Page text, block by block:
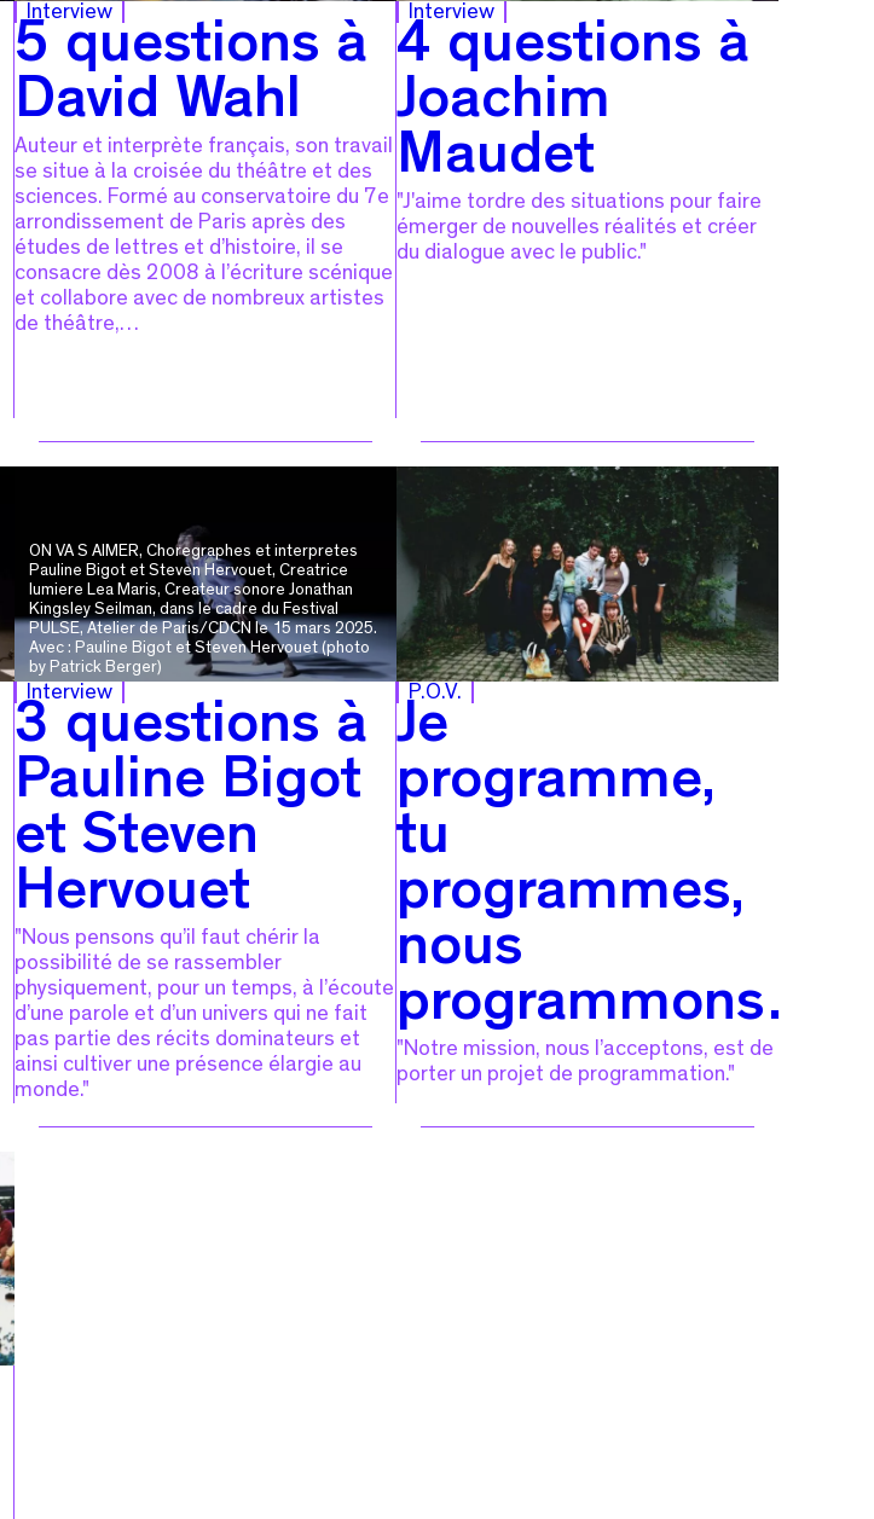
Interview
5 questions à
David Wahl
Auteur et interprète français, son travail
se situe à la croisée du théâtre et des
sciences. Formé au conservatoire du 7e
arrondissement de Paris après des
études de lettres et d’histoire, il se
consacre dès 2008 à l’écriture scénique
et collabore avec de nombreux artistes
de théâtre,…
Interview
4 questions à
Joachim
Maudet
"J'aime tordre des situations pour faire
émerger de nouvelles réalités et créer
du dialogue avec le public."
ON VA S AIMER, Choregraphes et interpretes
Pauline Bigot et Steven Hervouet, Creatrice
lumiere Lea Maris, Createur sonore Jonathan
Kingsley Seilman, dans le cadre du Festival
PULSE, Atelier de Paris/CDCN le 15 mars 2025.
Avec : Pauline Bigot et Steven Hervouet (photo
by Patrick Berger)
Interview
3 questions à
Pauline Bigot
et Steven
Hervouet
"Nous pensons qu’il faut chérir la
possibilité de se rassembler
physiquement, pour un temps, à l’écoute
d’une parole et d’un univers qui ne fait
pas partie des récits dominateurs et
ainsi cultiver une présence élargie au
monde."
P.O.V.
Je
programme,
tu
programmes,
nous
programmons…
"Notre mission, nous l’acceptons, est de
porter un projet de programmation."